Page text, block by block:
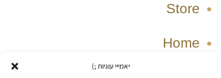
יאמייי עוגיות ;)
Store
Home